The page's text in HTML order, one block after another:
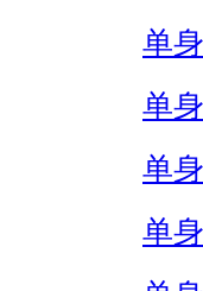
单
单
单
单